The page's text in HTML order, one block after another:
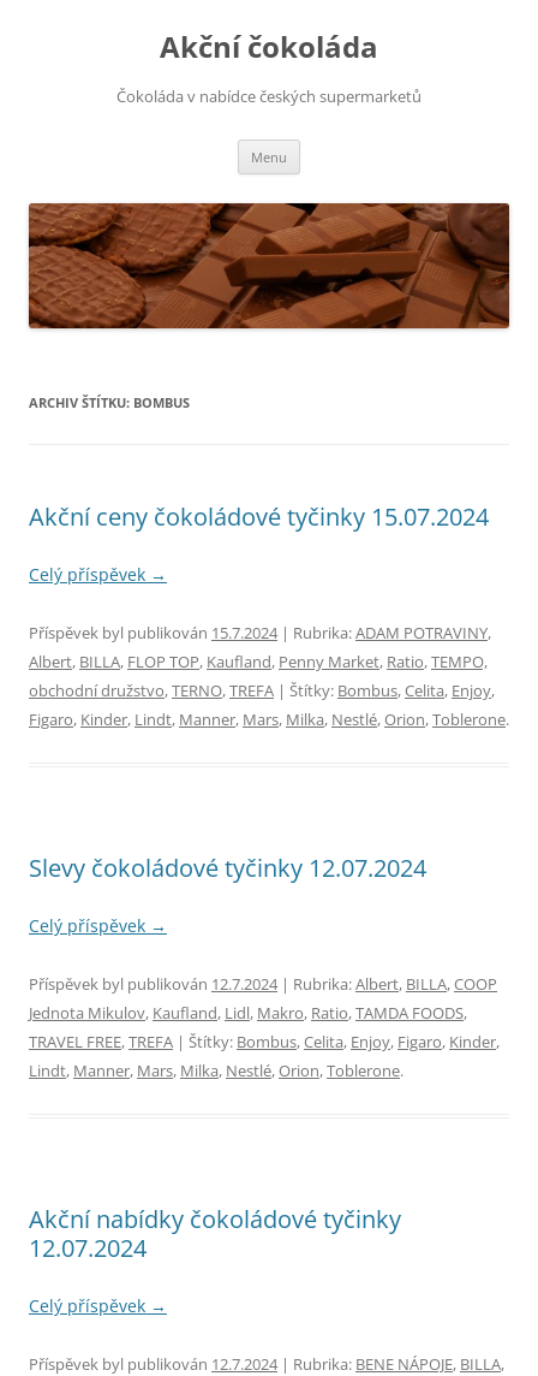
Akční čokoláda
Čokoláda v nabídce českých supermarketů
Menu
ARCHIV ŠTÍTKU: BOMBUS
Akční ceny čokoládové tyčinky 15.07.2024
Celý příspěvek →
Příspěvek byl publikován 15.7.2024| Rubrika:ADAM POTRAVINY,
Albert, BILLA, FLOP TOP, Kaufland, Penny Market, Ratio,TEMPO,
obchodní družstvo,TERNO,TREFA | Štítky: Bombus,Celita, Enjoy,
Figaro, Kinder, Lindt, Manner, Mars, Milka, Nestlé,Orion,Toblerone.
Slevy čokoládové tyčinky 12.07.2024
Celý příspěvek →
Příspěvek byl publikován 12.7.2024| Rubrika:Albert, BILLA,COOP
Jednota Mikulov, Kaufland, Lidl, Makro, Ratio,TAMDA FOODS,
TRAVEL FREE,TREFA | Štítky: Bombus,Celita, Enjoy, Figaro, Kinder,
Lindt, Manner, Mars, Milka, Nestlé,Orion,Toblerone.
Akční nabídky čokoládové tyčinky
12.07.2024
Celý příspěvek →
Příspěvek byl publikován 12.7.2024| Rubrika: BENE NÁPOJE, BILLA,